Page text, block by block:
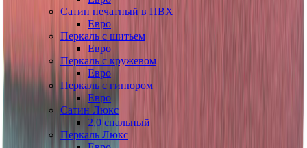
Сатин печатный в ПВХ
Евро
Перкаль с шитьем
Евро
Перкаль с кружевом
Евро
Перкаль с гипюром
Евро
Сатин Люкс
2,0 спальный
Перкаль Люкс